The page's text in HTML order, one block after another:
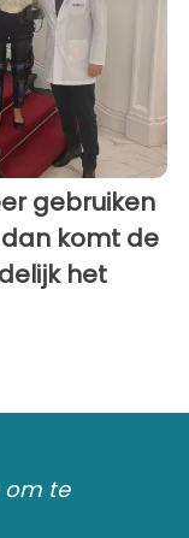
gebruiken
komt de
het
om te